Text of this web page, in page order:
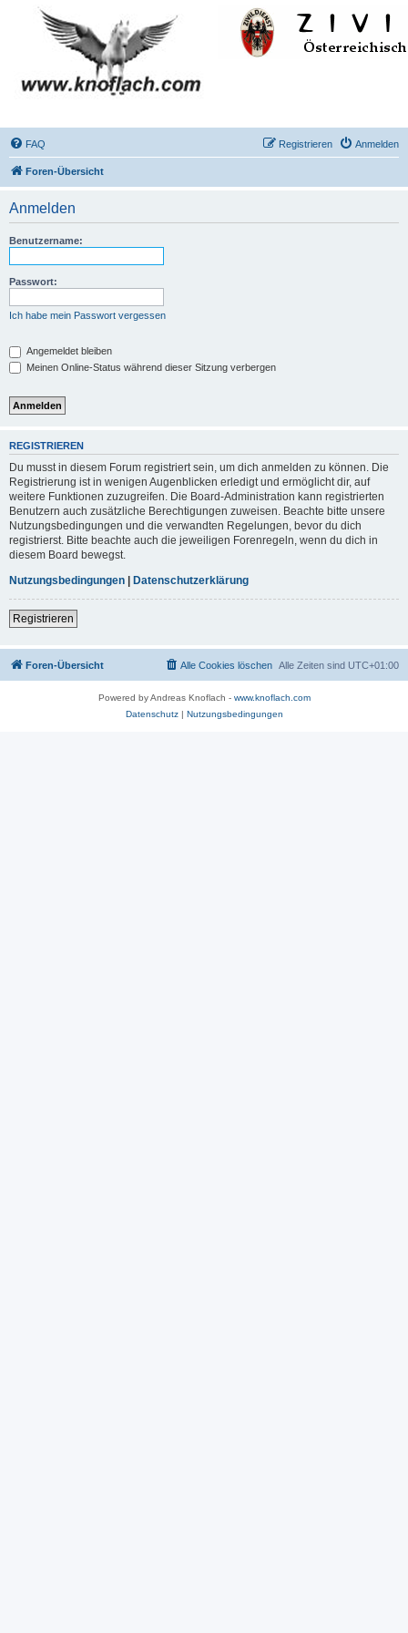
FAQ Anmelden
Registrieren
Foren-Übersicht
Anmelden
Benutzername:
Passwort:
Ich habe mein Passwort vergessen
Angemeldet bleiben
Meinen Online-Status während dieser Sitzung verbergen
REGISTRIEREN
Du musst in diesem Forum registriert sein, um dich anmelden zu können. Die
Registrierung ist in wenigen Augenblicken erledigt und ermöglicht dir, auf
weitere Funktionen zuzugreifen. Die Board-Administration kann registrierten
Benutzern auch zusätzliche Berechtigungen zuweisen. Beachte bitte unsere
Nutzungsbedingungen und die verwandten Regelungen, bevor du dich
registrierst. Bitte beachte auch die jeweiligen Forenregeln, wenn du dich in
diesem Board bewegst.
Nutzungsbedingungen | Datenschutzerklärung
Registrieren
Foren-Übersicht Alle Zeiten sind UTC+01:00
Alle Cookies löschen
Powered by Andreas Knoflach - www.knoflach.com
Datenschutz| Nutzungsbedingungen